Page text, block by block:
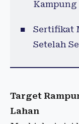
Sertifikat
Setelah
Target
Lahan